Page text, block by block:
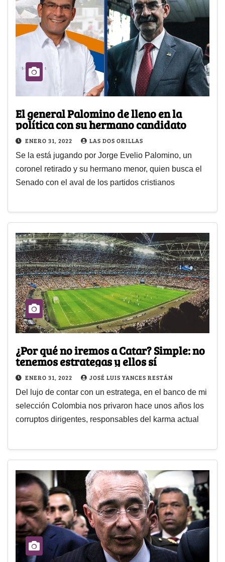
El general Palomino de lleno en la
política con su hermano candidato
ENERO 31, 2022 LAS DOS ORILLAS
Se la está jugando por Jorge Evelio Palomino, un
coronel retirado y su hermano menor, quien busca el
Senado con el aval de los partidos cristianos
¿Por qué no iremos a Catar? Simple: no
tenemos estrategas y ellos sí
ENERO 31, 2022 JOSÉ LUIS YANCES RESTÁN
Del lujo de contar con un estratega, en el banco de mi
selección Colombia nos privaron hace unos años los
corruptos dirigentes, responsables del karma actual